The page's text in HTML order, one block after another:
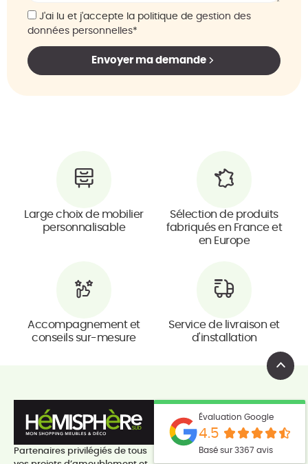
J'ai lu et j'accepte la politique de gestion des
données personnelles*
Envoyer ma demande
Large choix de mobilier
personnalisable
Sélection de produits
fabriqués en France et
en Europe
Accompagnement et
conseils sur-mesure
Service de livraison et
d'installation
Partenaires privilégiés de tous
Évaluation Google
4.5
Basé sur 3367 avis